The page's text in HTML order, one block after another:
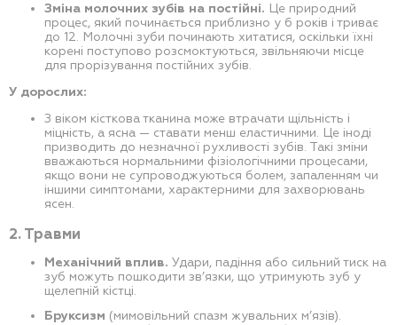
Зміна молочних зубів на постійні. Це природний
процес, який починається приблизно у 6 років і триває
до 12. Молочні зуби починають хитатися, оскільки їхні
корені поступово розсмоктуються, звільняючи місце
для прорізування постійних зубів.
У дорослих:
З віком кісткова тканина може втрачати щільність і
міцність, а ясна — ставати менш еластичними. Це іноді
призводить до незначної рухливості зубів. Такі зміни
вважаються нормальними фізіологічними процесами,
якщо вони не супроводжуються болем, запаленням чи
іншими симптомами, характерними для захворювань
ясен.
2. Травми
Механічний вплив. Удари, падіння або сильний тиск на
зуб можуть пошкодити зв’язки, що утримують зуб у
щелепній кістці.
Бруксизм (мимовільний спазм жувальних м’язів).